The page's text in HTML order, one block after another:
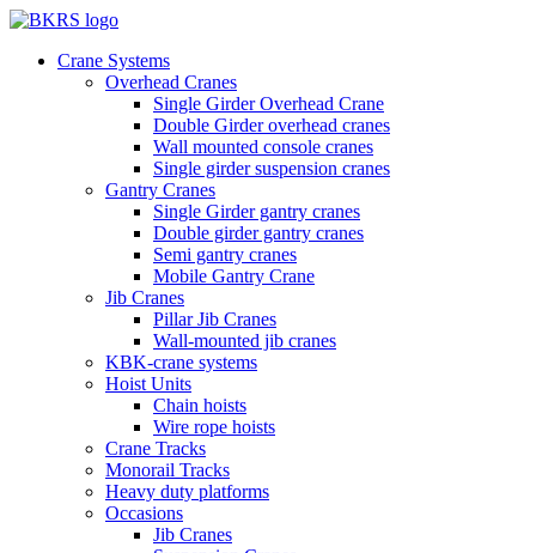
Crane Systems
Overhead Cranes
Single Girder Overhead Crane
Double Girder overhead cranes
Wall mounted console cranes
Single girder suspension cranes
Gantry Cranes
Single Girder gantry cranes
Double girder gantry cranes
Semi gantry cranes
Mobile Gantry Crane
Jib Cranes
Pillar Jib Cranes
Wall-mounted jib cranes
KBK-crane systems
Hoist Units
Chain hoists
Wire rope hoists
Crane Tracks
Monorail Tracks
Heavy duty platforms
Occasions
Jib Cranes